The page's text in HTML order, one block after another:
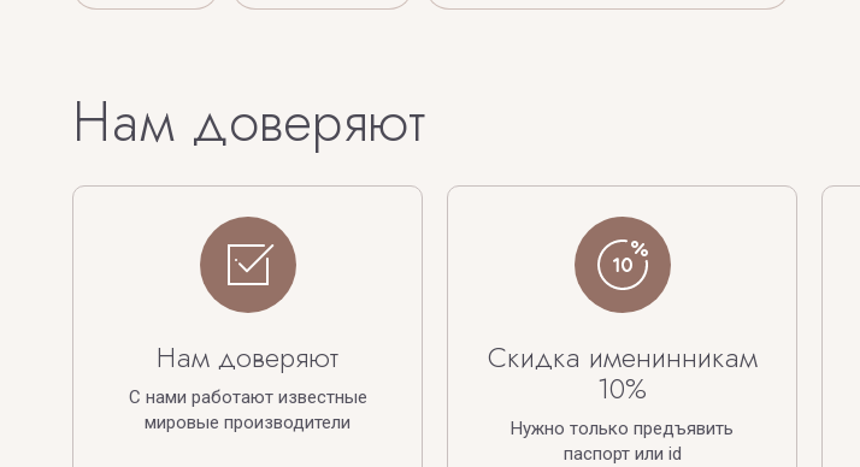
Нам доверяют
Нам доверяют
С нами работают известные
мировые производители
Скидка именинникам
10%
Нужно только предъявить
паспорт или id